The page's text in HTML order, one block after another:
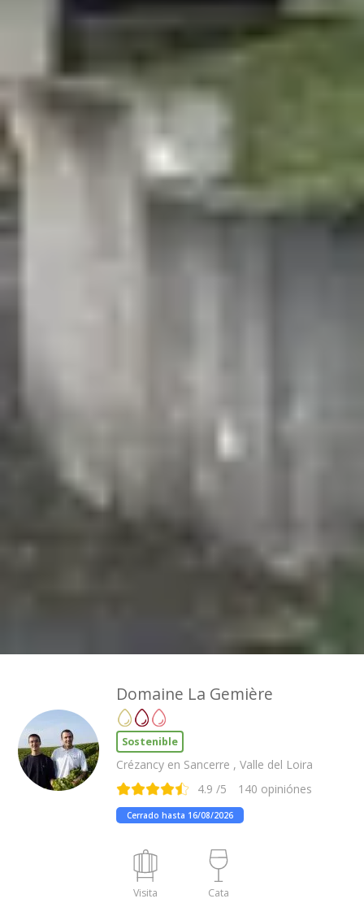
Domaine La Gemière
Sostenible
Crézancy en Sancerre , Valle del Loira
4.9 /5 140 opiniónes
Cerrado hasta 16/08/2026
Visita Cata